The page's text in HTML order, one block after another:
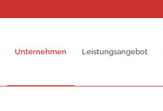
Unternehmen Leistungsangebot